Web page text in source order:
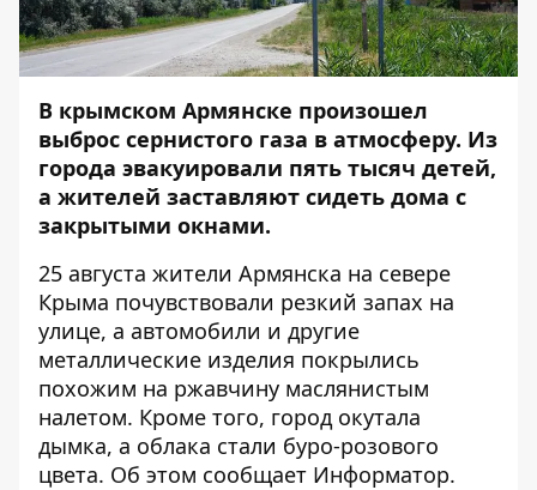
В крымском Армянске произошел
выброс сернистого газа в атмосферу. Из
города эвакуировали пять тысяч детей,
а жителей заставляют сидеть дома с
закрытыми окнами.
25 августа жители Армянска на севере
Крыма почувствовали резкий запах на
улице, а автомобили и другие
металлические изделия покрылись
похожим на ржавчину маслянистым
налетом. Кроме того, город окутала
дымка, а облака стали буро-розового
цвета. Об этом сообщает Информатор.